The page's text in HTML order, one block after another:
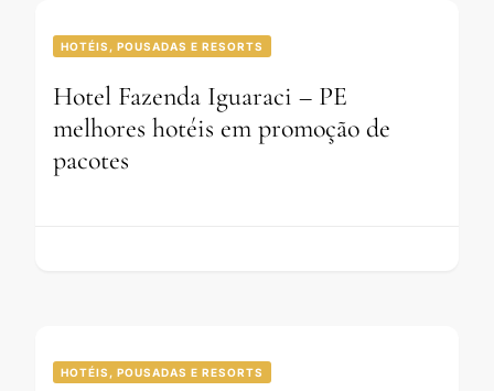
HOTÉIS, POUSADAS E RESORTS
Hotel Fazenda Iguaraci – PE
melhores hotéis em promoção de
pacotes
HOTÉIS, POUSADAS E RESORTS